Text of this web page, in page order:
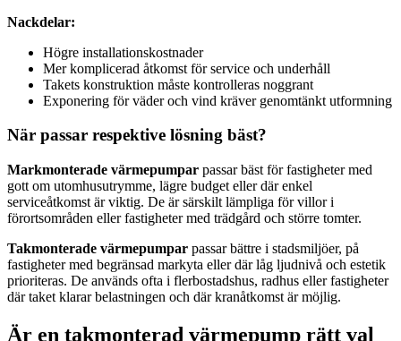
Nackdelar:
Högre installationskostnader
Mer komplicerad åtkomst för service och underhåll
Takets konstruktion måste kontrolleras noggrant
Exponering för väder och vind kräver genomtänkt utformning
När passar respektive lösning bäst?
Markmonterade värmepumpar passar bäst för fastigheter med
gott om utomhusutrymme, lägre budget eller där enkel
serviceåtkomst är viktig. De är särskilt lämpliga för villor i
förortsområden eller fastigheter med trädgård och större tomter.
Takmonterade värmepumpar passar bättre i stadsmiljöer, på
fastigheter med begränsad markyta eller där låg ljudnivå och estetik
prioriteras. De används ofta i flerbostadshus, radhus eller fastigheter
där taket klarar belastningen och där kranåtkomst är möjlig.
Är en takmonterad värmepump rätt val